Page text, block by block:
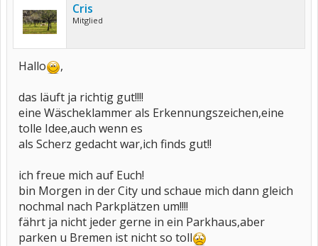
Cris
Mitglied
Hallo
,
das läuft ja richtig gut!!!!
eine Wäscheklammer als Erkennungszeichen,eine
tolle Idee,auch wenn es
als Scherz gedacht war,ich finds gut!!
ich freue mich auf Euch!
bin Morgen in der City und schaue mich dann gleich
nochmal nach Parkplätzen um!!!!
fährt ja nicht jeder gerne in ein Parkhaus,aber
parken u Bremen ist nicht so toll